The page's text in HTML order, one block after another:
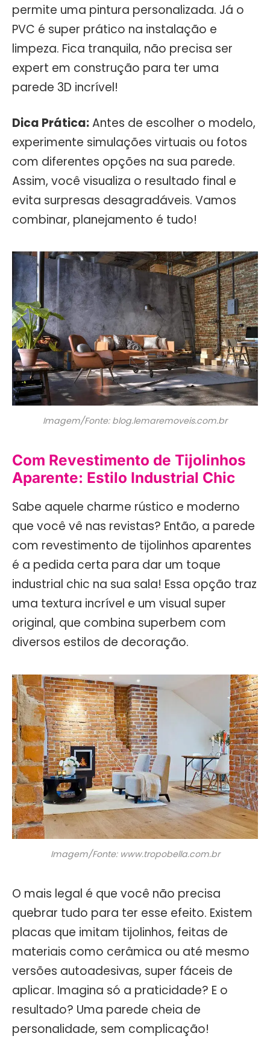
permite uma pintura personalizada. Já o
PVC é super prático na instalação e
limpeza. Fica tranquila, não precisa ser
expert em construção para ter uma
parede 3D incrível!
Dica Prática:Antes de escolher o modelo,
experimente simulações virtuais ou fotos
com diferentes opções na sua parede.
Assim, você visualiza o resultado final e
evita surpresas desagradáveis. Vamos
combinar, planejamento é tudo!
Imagem/Fonte: blog.lemaremoveis.com.br
Com Revestimento de Tijolinhos
Aparente: Estilo Industrial Chic
Sabe aquele charme rústico e moderno
que você vê nas revistas? Então, a parede
com revestimento de tijolinhos aparentes
é a pedida certa para dar um toque
industrial chic na sua sala! Essa opção traz
uma textura incrível e um visual super
original, que combina superbem com
diversos estilos de decoração.
Imagem/Fonte: www.tropobella.com.br
O mais legal é que você não precisa
quebrar tudo para ter esse efeito. Existem
placas que imitam tijolinhos, feitas de
materiais como cerâmica ou até mesmo
versões autoadesivas, super fáceis de
aplicar. Imagina só a praticidade? E o
resultado? Uma parede cheia de
personalidade, sem complicação!